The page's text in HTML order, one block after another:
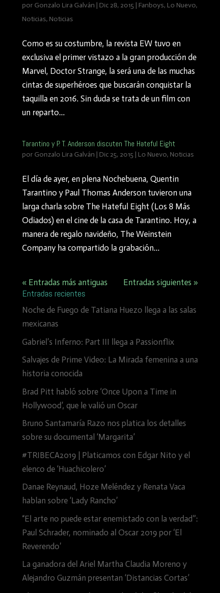
por Gonzalo Lira Galván | Dic 28, 2015 | Fanboys, Lo Nuevo,
Noticias, Noticias
Como es su costumbre, la revista EW tuvo en
exclusiva el primer vistazo a la gran producción de
Marvel, Doctor Strange, la será una de las muchas
cintas de superhéroes que buscarán conquistar la
taquilla en 2016. Sin duda se trata de un film con
un reparto...
Tarantino y P. T. Anderson discuten The Hateful Eight
por Gonzalo Lira Galván | Dic 25, 2015 | Lo Nuevo, Noticias
El día de ayer, en plena Nochebuena, Quentin
Tarantino y Paul Thomas Anderson tuvieron una
larga charla sobre The Hateful Eight (Los 8 Más
Odiados) en el cine de la casa de Tarantino. Hoy, a
manera de regalo navideño, The Weinstein
Company ha compartido la grabación...
« Entradas más antiguas Entradas siguientes »
Entradas recientes
Noche de Fuego de Tatiana Huezo llega a las salas
mexicanas
Gabriel’s Inferno: Part III llega a Passionflix
Salvajes de Prime Video: La Mirada femenina a una
historia conocida
Brad Pitt habló sobre ‘Once Upon a Time in
Hollywood’, que le valió un Oscar
Bruno Santamaría Razo nos platica los detalles
sobre su documental ‘Margarita’
#TRIBECA2019 | Platicamos con Edgar Nito y el
elenco de ‘Huachicolero’
Danae Reynaud, Hoze Meléndez y Renata Vaca
hablan sobre ‘Lady Rancho’
“El arte no puede estar enemistado con la verdad”:
Paul Schrader, nominado al Oscar 2019 por ‘El
Reverendo’
La ganadora del Ariel Martha Claudia Moreno y
Alejandro Guzmán presentan ‘Distancias Cortas’